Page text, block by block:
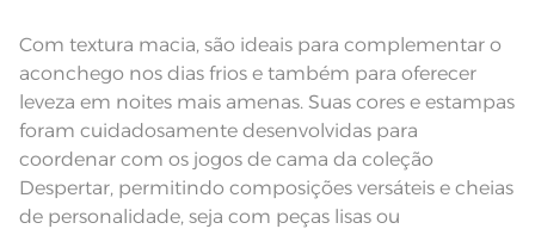
Itens Inclusos 1 Colcha e 2 Porta-travesseiros
Medida
Colcha 2,20m x 2,60m; Porta-
travesseiro 50cm x 70cm e abas de
5cm
Acabamento Tinto
Lavação a 60ºC; Proibido alvejar;
Secar em tambor com
temperatura maxima de 60ºC;
Enxágue as peças com bastante água;
Utilize a quantidade mínima de amaciante e sabão;
Leia atentamente as instruções na etiqueta.
Com textura macia, são ideais para complementar o
aconchego nos dias frios e também para oferecer
leveza em noites mais amenas. Suas cores e estampas
foram cuidadosamente desenvolvidas para
coordenar com os jogos de cama da coleção
Despertar, permitindo composições versáteis e cheias
de personalidade, seja com peças lisas ou